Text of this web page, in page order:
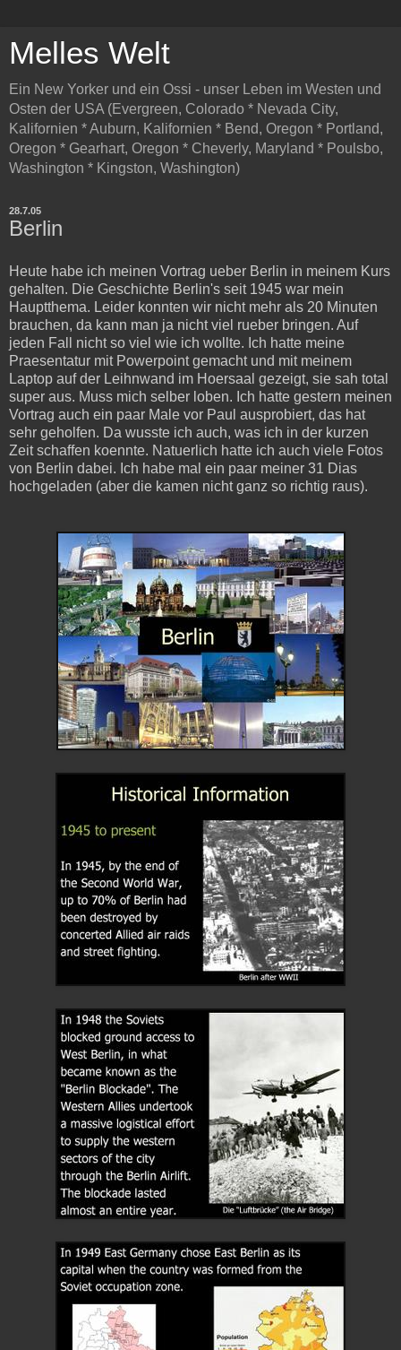
Melles Welt
Ein New Yorker und ein Ossi - unser Leben im Westen und
Osten der USA (Evergreen, Colorado * Nevada City,
Kalifornien * Auburn, Kalifornien * Bend, Oregon * Portland,
Oregon * Gearhart, Oregon * Cheverly, Maryland * Poulsbo,
Washington * Kingston, Washington)
28.7.05
Berlin
Heute habe ich meinen Vortrag ueber Berlin in meinem Kurs
gehalten. Die Geschichte Berlin's seit 1945 war mein
Hauptthema. Leider konnten wir nicht mehr als 20 Minuten
brauchen, da kann man ja nicht viel rueber bringen. Auf
jeden Fall nicht so viel wie ich wollte. Ich hatte meine
Praesentatur mit Powerpoint gemacht und mit meinem
Laptop auf der Leihnwand im Hoersaal gezeigt, sie sah total
super aus. Muss mich selber loben. Ich hatte gestern meinen
Vortrag auch ein paar Male vor Paul ausprobiert, das hat
sehr geholfen. Da wusste ich auch, was ich in der kurzen
Zeit schaffen koennte. Natuerlich hatte ich auch viele Fotos
von Berlin dabei. Ich habe mal ein paar meiner 31 Dias
hochgeladen (aber die kamen nicht ganz so richtig raus).